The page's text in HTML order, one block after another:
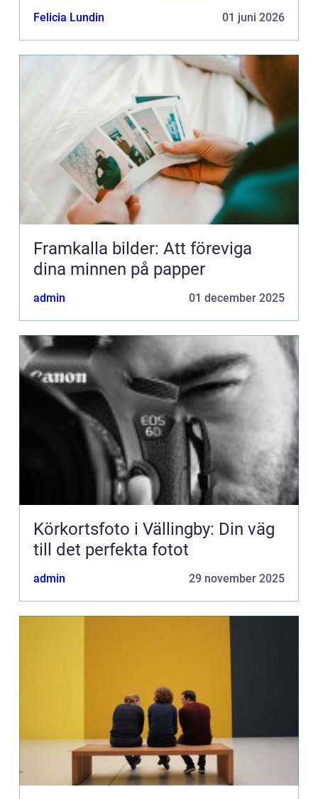
Felicia Lundin 01 juni 2026
Framkalla bilder: Att föreviga
dina minnen på papper
admin 01 december 2025
Körkortsfoto i Vällingby: Din väg
till det perfekta fotot
admin 29 november 2025